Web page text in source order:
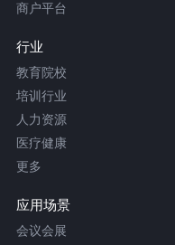
商户平台
行业
教育院校
培训行业
人力资源
医疗健康
更多
应用场景
会议会展